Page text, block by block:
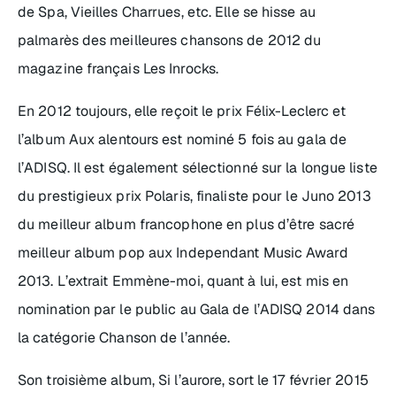
de Spa, Vieilles Charrues, etc. Elle se hisse au
palmarès des meilleures chansons de 2012 du
magazine français Les Inrocks.
En 2012 toujours, elle reçoit le prix Félix-Leclerc et
l’album Aux alentoursest nominé 5 fois au gala de
l’ADISQ. Il est également sélectionné sur la longue liste
du prestigieux prix Polaris, finaliste pour le Juno 2013
du meilleur album francophone en plus d’être sacré
meilleur album pop aux Independant Music Award
2013. L’extrait Emmène-moi, quant à lui, est mis en
nomination par le public au Gala de l’ADISQ 2014 dans
la catégorie Chanson de l’année.
Son troisième album, Si l’aurore, sort le 17 février 2015